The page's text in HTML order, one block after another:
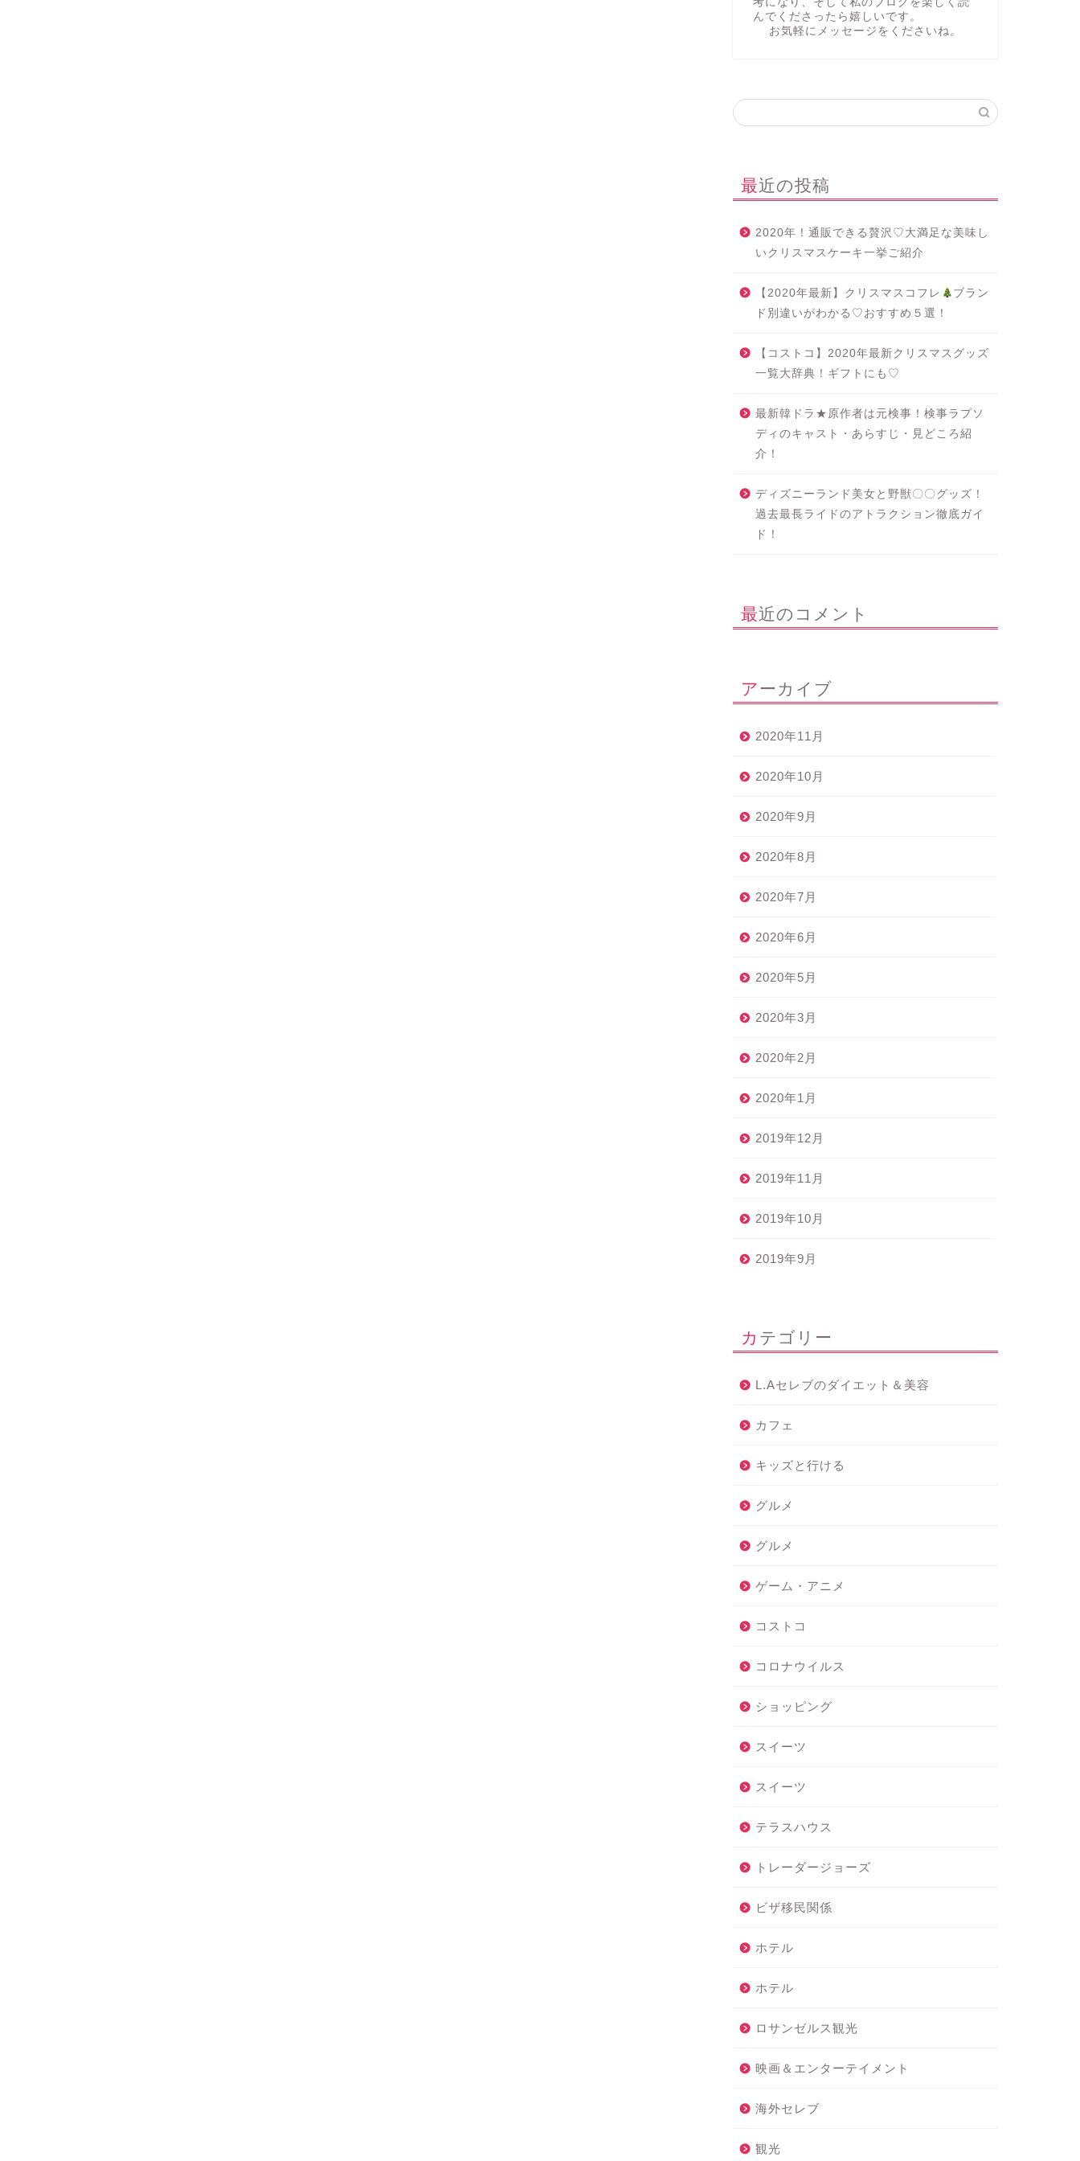
んでくださったら嬉しいです。
お気軽にメッセージをくださいね。
最近の投稿
2020年！通販できる贅沢♡大満足な美味し
いクリスマスケーキ一挙ご紹介
【2020年最新】クリスマスコフレ
ブラン
ド別違いがわかる♡おすすめ５選！
【コストコ】2020年最新クリスマスグッズ
一覧大辞典！ギフトにも♡
最新韓ドラ★原作者は元検事！検事ラプソ
ディのキャスト・あらすじ・見どころ紹
介！
ディズニーランド美女と野獣〇〇グッズ！
過去最長ライドのアトラクション徹底ガイ
ド！
最近のコメント
アーカイブ
2020年11月
2020年10月
2020年9月
2020年8月
2020年7月
2020年6月
2020年5月
2020年3月
2020年2月
2020年1月
2019年12月
2019年11月
2019年10月
2019年9月
カテゴリー
L.Aセレブのダイエット＆美容
カフェ
キッズと行ける
グルメ
グルメ
ゲーム・アニメ
コストコ
コロナウイルス
ショッピング
スイーツ
スイーツ
テラスハウス
トレーダージョーズ
ビザ移民関係
ホテル
ホテル
ロサンゼルス観光
映画＆エンターテイメント
海外セレブ
観光